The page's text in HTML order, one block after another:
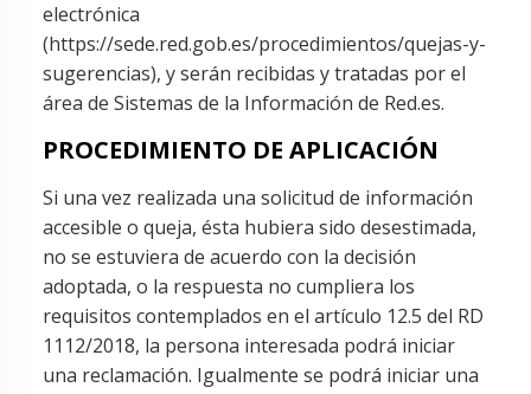
electrónica
(https://sede.red.gob.es/procedimientos/quejas-y-
sugerencias), y serán recibidas y tratadas por el
área de Sistemas de la Información de Red.es.
PROCEDIMIENTO DE APLICACIÓN
Si una vez realizada una solicitud de información
accesible o queja, ésta hubiera sido desestimada,
no se estuviera de acuerdo con la decisión
adoptada, o la respuesta no cumpliera los
requisitos contemplados en el artículo 12.5 del RD
1112/2018, la persona interesada podrá iniciar
una reclamación. Igualmente se podrá iniciar una